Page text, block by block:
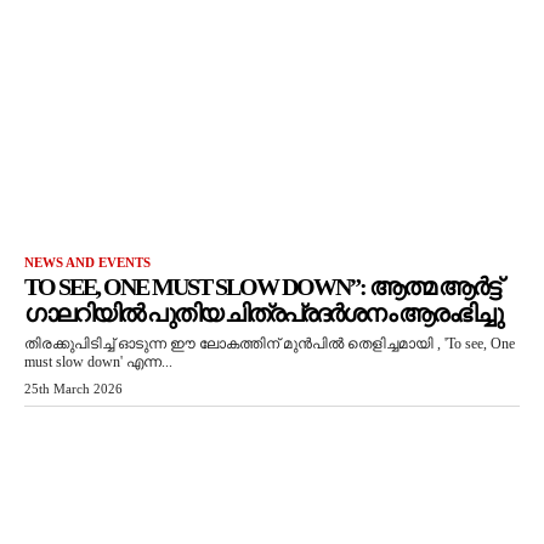
NEWS AND EVENTS
TO SEE, ONE MUST SLOW DOWN”: ആത്മ ആർട്ട്
ഗാലറിയിൽ പുതിയ ചിത്രപ്രദർശനം ആരംഭിച്ചു
തിരക്കുപിടിച്ച് ഓടുന്ന ഈ ലോകത്തിന് മുൻപിൽ തെളിച്ചമായി , 'To see, One
must slow down' എന്ന...
25th March 2026